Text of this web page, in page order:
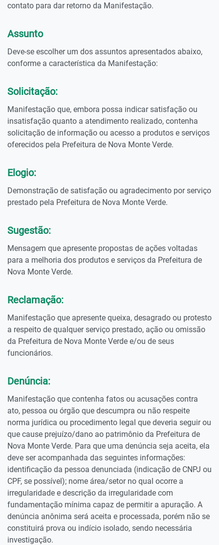
contato para dar retorno da Manifestação.
Assunto
Deve-se escolher um dos assuntos apresentados abaixo,
conforme a característica da Manifestação:
Solicitação:
Manifestação que, embora possa indicar satisfação ou
insatisfação quanto a atendimento realizado, contenha
solicitação de informação ou acesso a produtos e serviços
oferecidos pela Prefeitura de Nova Monte Verde.
Elogio:
Demonstração de satisfação ou agradecimento por serviço
prestado pela Prefeitura de Nova Monte Verde.
Sugestão:
Mensagem que apresente propostas de ações voltadas
para a melhoria dos produtos e serviços da Prefeitura de
Nova Monte Verde.
Reclamação:
Manifestação que apresente queixa, desagrado ou protesto
a respeito de qualquer serviço prestado, ação ou omissão
da Prefeitura de Nova Monte Verde e/ou de seus
funcionários.
Denúncia:
Manifestação que contenha fatos ou acusações contra
ato, pessoa ou órgão que descumpra ou não respeite
norma jurídica ou procedimento legal que deveria seguir ou
que cause prejuízo/dano ao patrimônio da Prefeitura de
Nova Monte Verde. Para que uma denúncia seja aceita, ela
deve ser acompanhada das seguintes informações:
identificação da pessoa denunciada (indicação de CNPJ ou
CPF, se possível); nome área/setor no qual ocorre a
irregularidade e descrição da irregularidade com
fundamentação mínima capaz de permitir a apuração. A
denúncia anônima será aceita e processada, porém não se
constituirá prova ou indício isolado, sendo necessária
investigação.